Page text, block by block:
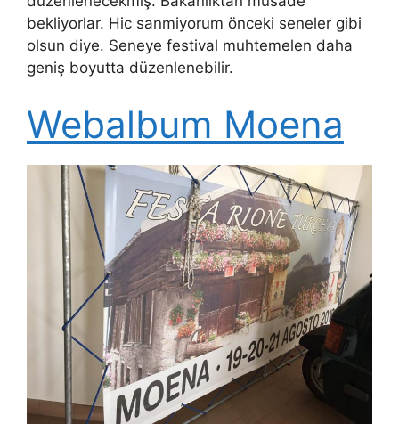
bekliyorlar. Hic sanmiyorum önceki seneler gibi
olsun diye. Seneye festival muhtemelen daha
geniş boyutta düzenlenebilir.
Webalbum Moena